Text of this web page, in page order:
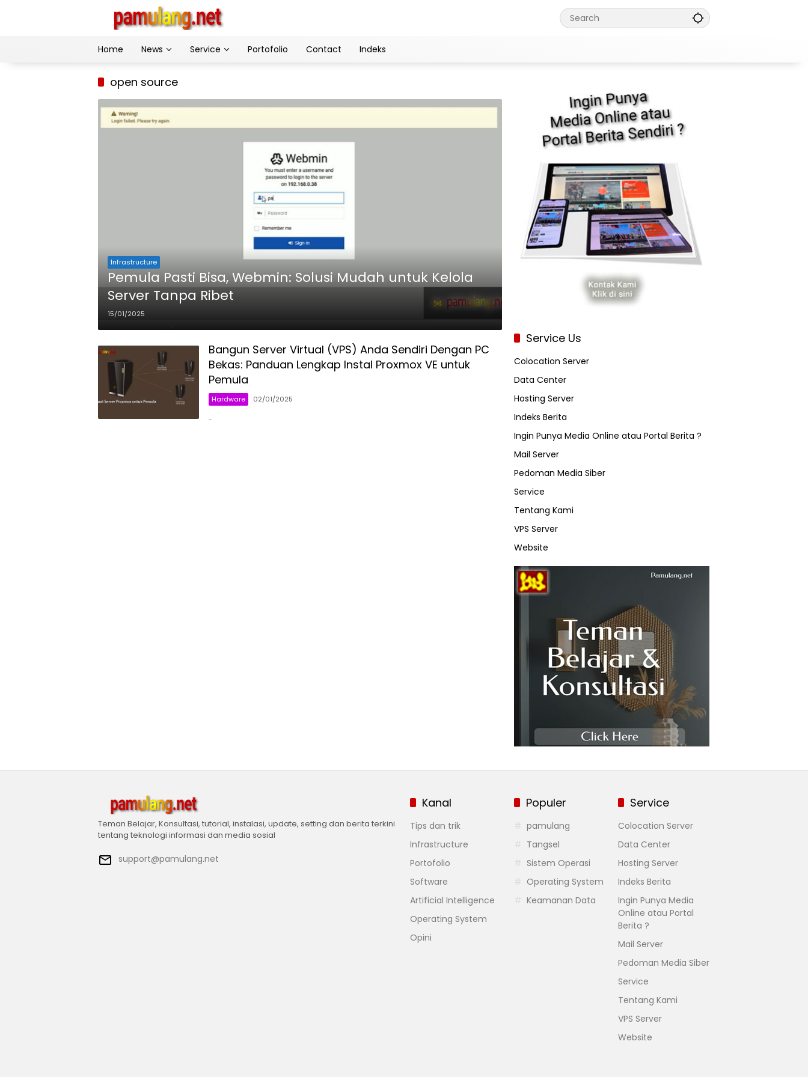
Home
News Service Portofolio Contact Indeks
open source
Infrastructure
Pemula Pasti Bisa, Webmin: Solusi Mudah untuk Kelola
Server Tanpa Ribet
15/01/2025
Bangun Server Virtual (VPS) Anda Sendiri Dengan PC
Bekas: Panduan Lengkap Instal Proxmox VE untuk
Pemula
Hardware 02/01/2025
…
Service Us
Colocation Server
Data Center
Hosting Server
Indeks Berita
Ingin Punya Media Online atau Portal Berita ?
Mail Server
Pedoman Media Siber
Service
Tentang Kami
VPS Server
Website
Teman Belajar, Konsultasi, tutorial, instalasi, update, setting dan berita terkini
tentang teknologi informasi dan media sosial
support@pamulang.net
Kanal
Tips dan trik
Infrastructure
Portofolio
Software
Artificial Intelligence
Operating System
Opini
Populer
pamulang
Tangsel
Sistem Operasi
Operating System
Keamanan Data
Service
Colocation Server
Data Center
Hosting Server
Indeks Berita
Ingin Punya Media
Online atau Portal
Berita ?
Mail Server
Pedoman Media Siber
Service
Tentang Kami
VPS Server
Website